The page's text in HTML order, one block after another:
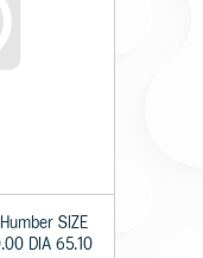
SIZE
DIA 65.10